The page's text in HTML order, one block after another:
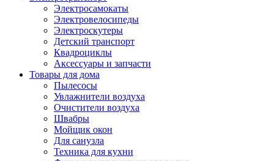
Электросамокаты
Электровелосипеды
Электроскутеры
Детский транспорт
Квадроциклы
Аксессуары и запчасти
Товары для дома
Пылесосы
Увлажнители воздуха
Очистители воздуха
Швабры
Мойщик окон
Для санузла
Техника для кухни